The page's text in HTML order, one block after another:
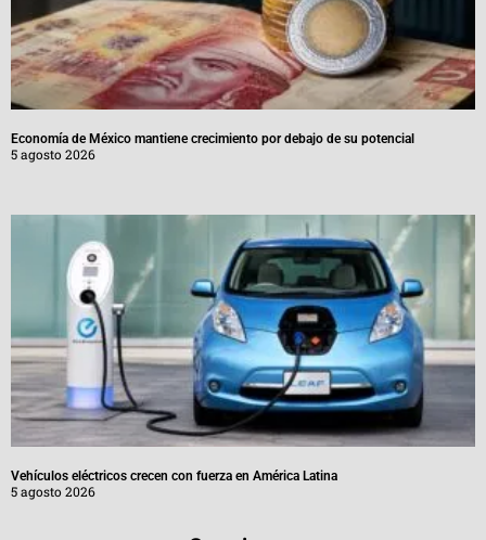
Economía de México mantiene crecimiento por debajo de su potencial
5 agosto 2026
Vehículos eléctricos crecen con fuerza en América Latina
5 agosto 2026